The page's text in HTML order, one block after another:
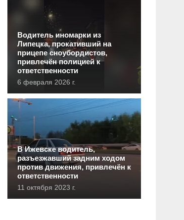
Водитель иномарки из
Липецка, прокативший на
прицепе сноубордистов,
привлечён полицией к
ответственности
6 февраля 2026 г.
В Ижевске водитель,
разъезжавший задним ходом
против движения, привлечён к
ответственности
11 октября 2023 г.